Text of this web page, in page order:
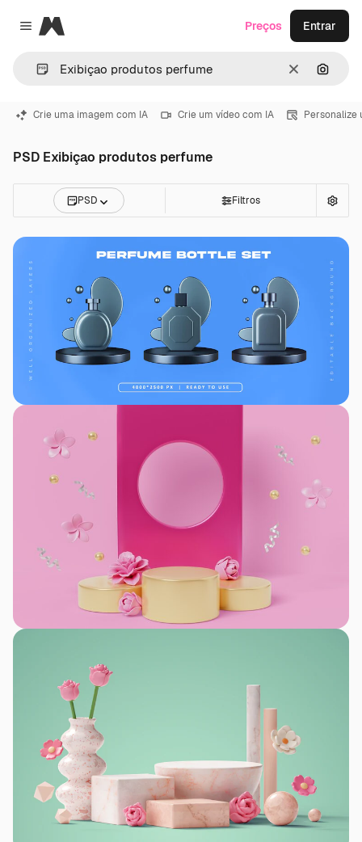
Close menu
Magnific
Limpar
Preços Entrar
Crie uma imagem com IA Crie um vídeo com IA Personalize
PSD Exibiçao produtos perfume
PSD Filtros